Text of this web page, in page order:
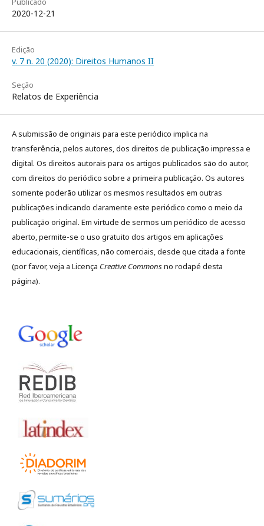
2020-12-21
Edição
v. 7 n. 20 (2020): Direitos Humanos II
Seção
Relatos de Experiência
A submissão de originais para este periódico implica na
transferência, pelos autores, dos direitos de publicação impressa e
digital. Os direitos autorais para os artigos publicados são do autor,
com direitos do periódico sobre a primeira publicação. Os autores
somente poderão utilizar os mesmos resultados em outras
publicações indicando claramente este periódico como o meio da
publicação original. Em virtude de sermos um periódico de acesso
aberto, permite-se o uso gratuito dos artigos em aplicações
educacionais, científicas, não comerciais, desde que citada a fonte
(por favor, veja a Licença Creative Commonsno rodapé desta
página).